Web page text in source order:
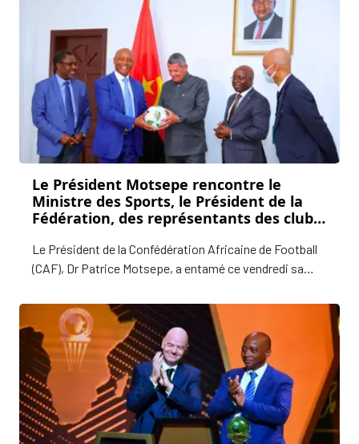
Le Président Motsepe rencontre le
Ministre des Sports, le Président de la
Fédération, des représentants des clubs
l’Angola
Le Président de la Confédération Africaine de Football
(CAF), Dr Patrice Motsepe, a entamé ce vendredi sa
occasion, il a rencontré le Ministre de la Jeunesse et
des Sports, Rui Falcão, le Président de la Fédération
Angolaise de Football, Artur de Almeida e Silva et des
parties prenantes du football dans le pays.